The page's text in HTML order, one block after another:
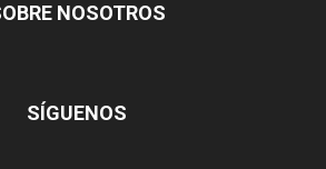
NOSOTROS
SÍGUENOS